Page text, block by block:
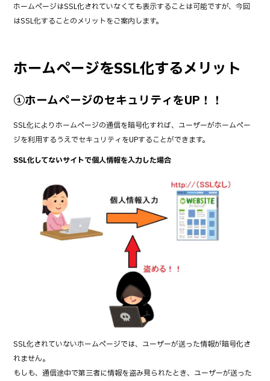
ホームページはSSL化されていなくても表示することは可能ですが、今回
はSSL化することのメリットをご案内します。
ホームページをSSL化するメリット
①ホームページのセキュリティをUP！！
SSL化によりホームページの通信を暗号化すれば、ユーザーがホームペー
ジを利用するうえでセキュリティをUPすることができます。
SSL化してないサイトで個人情報を入力した場合
SSL化されていないホームページでは、ユーザーが送った情報が暗号化さ
れません。
もしも、通信途中で第三者に情報を盗み見られたとき、ユーザーが送った